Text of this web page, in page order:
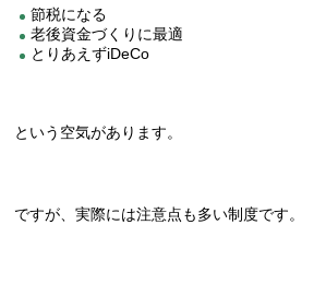
節税になる
老後資金づくりに最適
とりあえずiDeCo
という空気があります。
ですが、実際には注意点も多い制度です。